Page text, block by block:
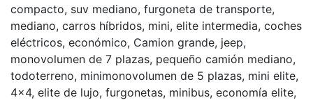
compacto, suv mediano, furgoneta de transporte,
mediano, carros híbridos, mini, elite intermedia, coches
eléctricos, económico, Camion grande, jeep,
monovolumen de 7 plazas, pequeño camión mediano,
todoterreno, minimonovolumen de 5 plazas, mini elite,
4x4, elite de lujo, furgonetas, minibus, economía elite,